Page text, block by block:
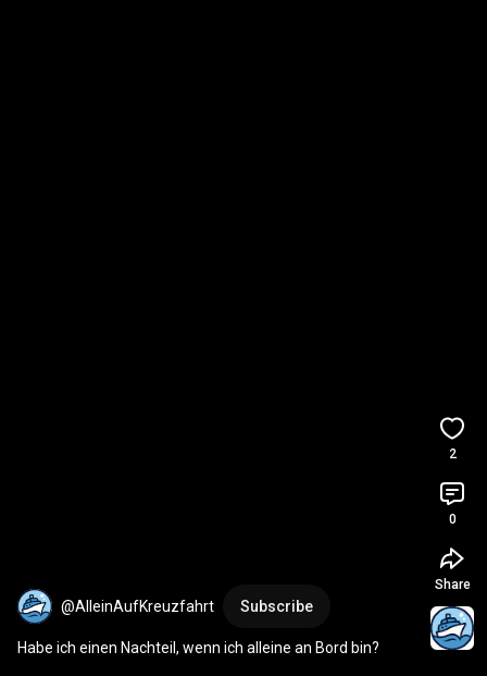
@AlleinAufKreuzfahrt Subscribe
Habe ich einen Nachteil, wenn ich alleine an Bord bin?
2
0
Share